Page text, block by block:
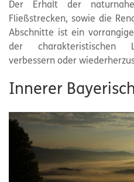
Der Erhalt der
Fließstrecken, sowie die
Abschnitte ist ein
der charakteristischen
verbessern oder
Innerer